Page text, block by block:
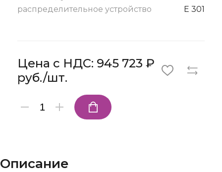
распределительное устройство
E 301
Цена с НДС: 945 723 ₽
руб./шт.
Описание